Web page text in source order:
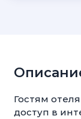
Гостям
доступ в